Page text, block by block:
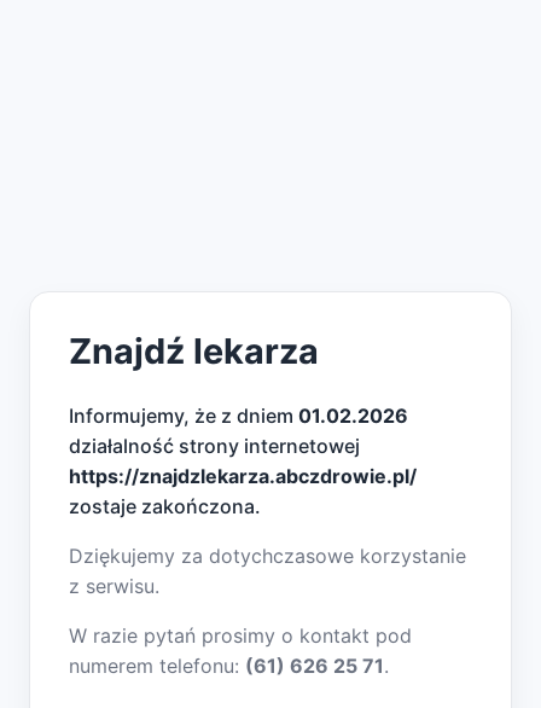
Znajdź lekarza
Informujemy, że z dniem 01.02.2026
działalność strony internetowej
https://znajdzlekarza.abczdrowie.pl/
zostaje zakończona.
Dziękujemy za dotychczasowe korzystanie
z serwisu.
W razie pytań prosimy o kontakt pod
numerem telefonu: (61) 626 25 71.